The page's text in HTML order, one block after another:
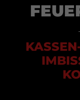
48301 Nottuln
Vertreten
Malte Bergmann